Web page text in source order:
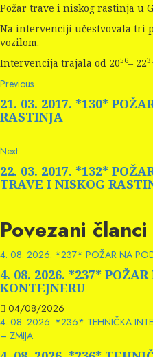
Požar trave i niskog rastinja u
Na intervenciji učestvovala tri
vozilom.
Intervencija trajala od 2056– 22
Continue
Reading
PreviousPrevious
post:
21. 03. 2017. *130*
RASTINJA
NextNext
post:
22. 03. 2017. *132*
TRAVE I NISKOG
Povezani članci
4. 08. 2026. *237* POŽAR NA
4. 08. 2026. *237*
KONTEJNERU
04/08/2026
4. 08. 2026. *236* TEHNIČKA
– ZMIJA